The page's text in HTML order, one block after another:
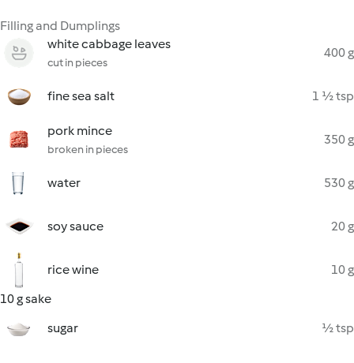
Filling and Dumplings
white cabbage leaves
cut in pieces
400 g
fine sea salt 1 ½ tsp
pork mince
broken in pieces
350 g
water 530 g
soy sauce 20 g
rice wine
10 g
10 g sake
sugar
½ tsp